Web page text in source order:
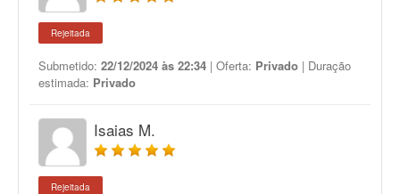
Rejeitada
Submetido: 22/12/2024 às 22:34 | Oferta: Privado | Duração
estimada: Privado
Isaias M.
Rejeitada